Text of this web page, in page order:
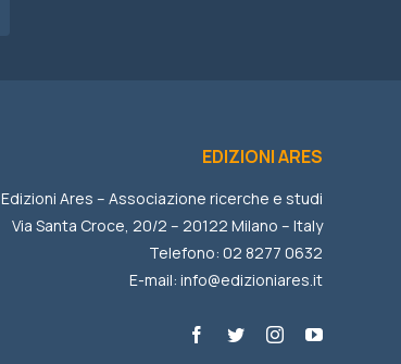
EDIZIONI ARES
Edizioni Ares – Associazione ricerche e studi
Via Santa Croce, 20/2 – 20122 Milano – Italy
Telefono: 02 8277 0632
E-mail:info@edizioniares.it